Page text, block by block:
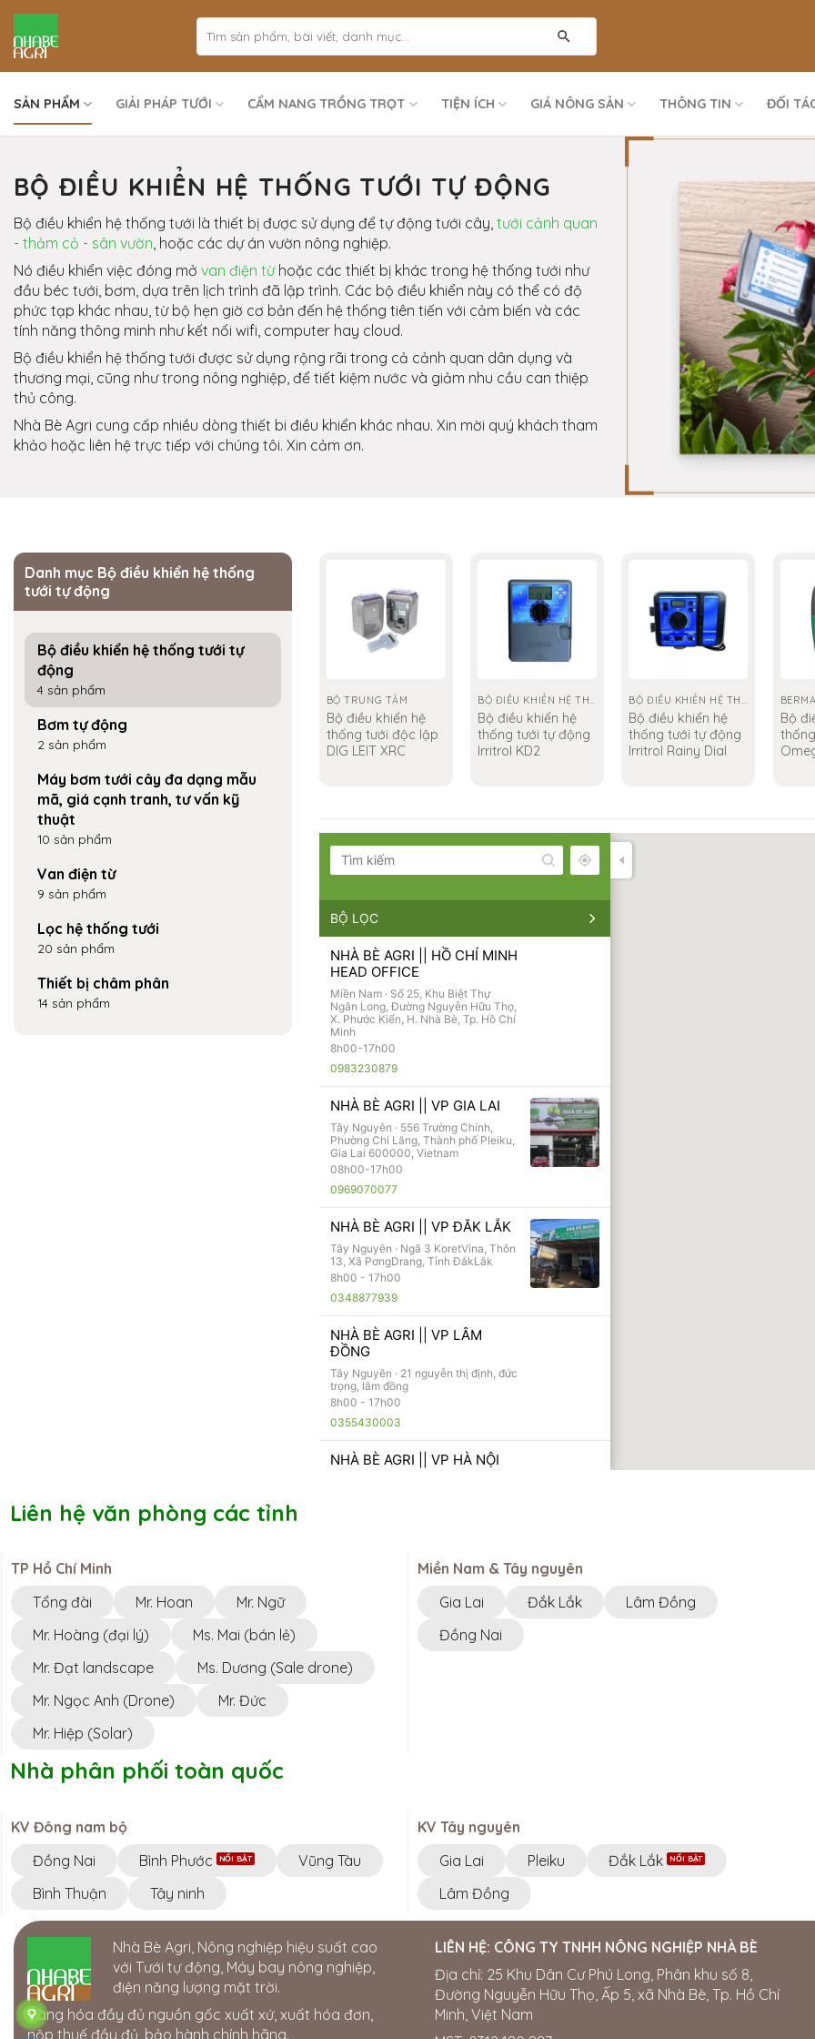
nội
dung
SẢN PHẨM GIẢI PHÁP TƯỚI CẨM NANG TRỒNG TRỌT TIỆN ÍCH GIÁ NÔNG SẢN THÔNG TIN ĐỐI
BỘ ĐIỀU KHIỂN HỆ THỐNG TƯỚI TỰ ĐỘNG
Bộ điều khiển hệ thống tưới là thiết bị được sử dụng để tự động tưới cây, tưới cảnh quan
- thảm cỏ - sân vườn, hoặc các dự án vườn nông nghiệp.
Nó điều khiển việc đóng mở van điện từhoặc các thiết bị khác trong hệ thống tưới như
đầu béc tưới, bơm, dựa trên lịch trình đã lập trình. Các bộ điều khiển này có thể có độ
phức tạp khác nhau, từ bộ hẹn giờ cơ bản đến hệ thống tiên tiến với cảm biến và các
tính năng thông minh như kết nối wifi, computer hay cloud.
Bộ điều khiển hệ thống tưới được sử dụng rộng rãi trong cả cảnh quan dân dụng và
thương mại, cũng như trong nông nghiệp, để tiết kiệm nước và giảm nhu cầu can thiệp
thủ công.
Nhà Bè Agri cung cấp nhiều dòng thiết bi điều khiển khác nhau. Xin mời quý khách tham
khảo hoặc liên hệ trực tiếp với chúng tôi. Xin cảm ơn.
Danh mục Bộ điều khiển hệ thống
tưới tự động
Bộ điều khiển hệ thống tưới tự
động
4 sản phẩm
Bơm tự động
2 sản phẩm
Máy bơm tưới cây đa dạng mẫu
mã, giá cạnh tranh, tư vấn kỹ
thuật
10 sản phẩm
Van điện từ
9 sản phẩm
Lọc hệ thống tưới
20 sản phẩm
Thiết bị châm phân
14 sản phẩm
BỘ TRUNG TÂM
Bộ điều khiển hệ
thống tưới độc lập
DIG LEIT XRC
BỘ ĐIỀU KHIỂN HỆ THỐNG TƯỚI IRRITROL
Bộ điều khiển hệ
thống tưới tự động
Irritrol KD2
BỘ ĐIỀU KHIỂN HỆ THỐNG TƯỚI IRRITROL
Bộ điều khiển hệ
thống tưới tự động
Irritrol Rainy Dial
Bộ
BỘ LỌC
NHÀ BÈ AGRI || HỒ CHÍ MINH
HEAD OFFICE
Miền Nam · Số 25, Khu Biệt Thự
Ngân Long, Đường Nguyễn Hữu Thọ,
X. Phước Kiển, H. Nhà Bè, Tp. Hồ Chí
Minh
8h00-17h00
0983230879
NHÀ BÈ AGRI || VP GIA LAI
Tây Nguyên · 556 Trường Chinh,
Phường Chi Lăng, Thành phố Pleiku,
Gia Lai 600000, Vietnam
08h00-17h00
0969070077
NHÀ BÈ AGRI || VP ĐĂK LẮK
Tây Nguyên · Ngã 3 KoretVina, Thôn
13, Xã PơngDrang, Tỉnh ĐắkLắk
8h00 - 17h00
0348877939
NHÀ BÈ AGRI || VP LÂM
ĐỒNG
Tây Nguyên · 21 nguyễn thị định, đức
trọng, lâm đồng
8h00 - 17h00
0355430003
NHÀ BÈ AGRI || VP HÀ NỘI
QL56, Duyên Lãng, Cẩm
Miền Trung ·
Đại lý Nông Hưng
CÔNG NGHỆ ỨNG DỤNG
77-79 Nguyễn Đình Chiểu, Phường 1,
TP. Cao Lãnh, Đồng Tháp
0945810810 - 0834495979
Liên hệ văn phòng các tỉnh
TP Hồ Chí Minh
Tổng đài
Mr. Hoan
Mr. Ngữ
Mr. Hoàng (đại lý)
Ms. Mai (bán lẻ)
Mr. Đạt landscape
Ms. Dương (Sale drone)
Mr. Ngọc Anh (Drone)
Mr. Đức
Mr. Hiệp (Solar)
Miền Nam & Tây nguyên
Gia Lai
Đắk Lắk
Lâm Đồng
Đồng Nai
Nhà phân phối toàn quốc
KV Đông nam bộ
Đồng Nai
Bình Phước
Vũng Tàu
Bình Thuận
Tây ninh
KV Tây nguyên
Gia Lai
Pleiku
Đắk Lắk
Lâm Đồng
Nhà Bè Agri, Nông nghiệp hiệu suất cao
với Tưới tự động, Máy bay nông nghiệp,
điện năng lượng mặt trời.
Hàng hóa đầy đủ nguồn gốc xuất xứ, xuất hóa đơn,
nộp thuế đầy đủ, bảo hành chính hãng.
LIÊN HỆ: CÔNG TY TNHH NÔNG NGHIỆP NHÀ BÈ
Địa chỉ: 25 Khu Dân Cư Phú Long, Phân khu số 8,
Đường Nguyễn Hữu Thọ, Ấp 5, xã Nhà Bè, Tp. Hồ Chí
Minh, Việt Nam